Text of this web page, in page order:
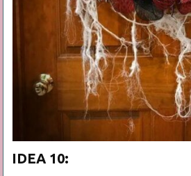
IDEA 10: